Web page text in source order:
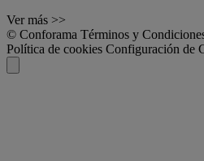
Ver más >>
© Conforama Términos y
Política de cookies Configuración de